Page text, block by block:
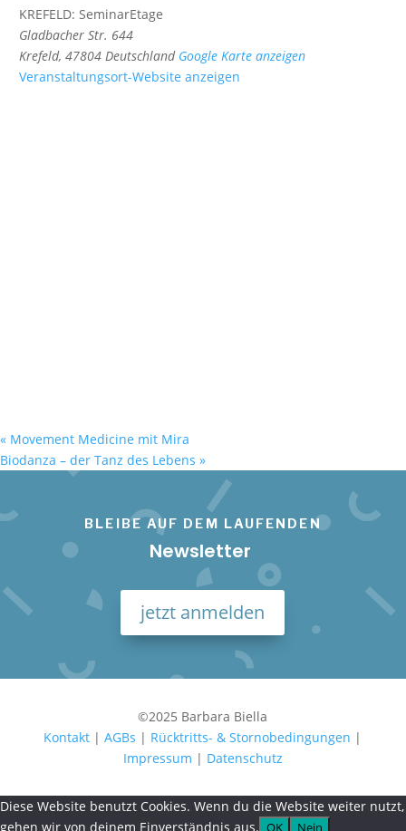
KREFELD: SeminarEtage
Gladbacher Str. 644
Krefeld, 47804 Deutschland Google Karte anzeigen
Veranstaltungsort-Website anzeigen
« Movement Medicine mit Mira
Biodanza – der Tanz des Lebens »
BLEIBE AUF DEM LAUFENDEN
Newsletter
jetzt anmelden
©2025 Barbara Biella
Kontakt |AGBs | Rücktritts- & Stornobedingungen |
Impressum | Datenschutz
Diese Website benutzt Cookies. Wenn du die Website weiter nutzt,
gehen wir von deinem Einverständnis aus. OK Nein